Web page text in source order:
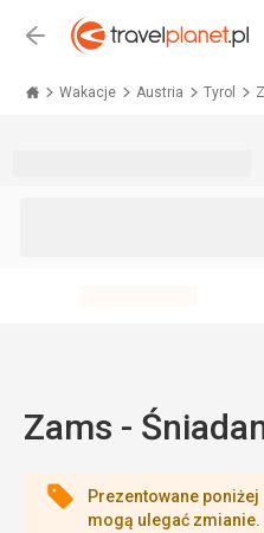
Wstecz
Wakacje Austria Tyrol
Zams -
Prezentowane
mogą ulegać